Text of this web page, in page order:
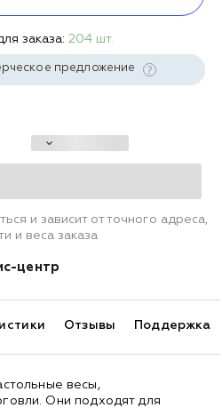
заказа: 204 шт.
предложение
и зависит от точного адреса,
и веса заказа
центр
Отзывы Поддержка
весы,
Они подходят для